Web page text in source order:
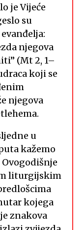
je Vijeće
su
njegova
(Mt 2, 1–
koji se
njegova
u
kažemo
Ovogodišnje
liturgijskim
kojega
znakova